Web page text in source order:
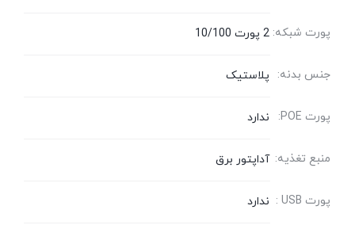
پورت شبکه: 2 پورت 10/100
جنس بدنه: پلاستیک
پورت POE: ندارد
منبع تغذیه: آداپتور برق
پورت USB : ندارد